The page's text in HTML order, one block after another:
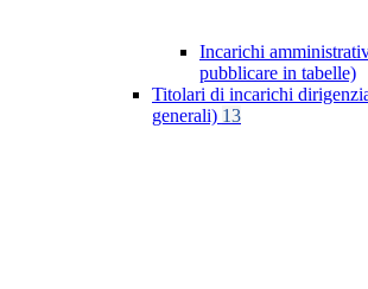
Incarichi
pubblicare in tabelle)
Titolari di incarichi
generali) 13